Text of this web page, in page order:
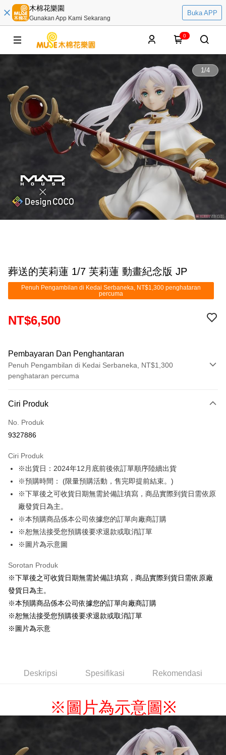
木棉花樂園
Gunakan App Kami Sekarang
Buka APP
0
1/4
葬送的芙莉蓮 1/7 芙莉蓮 動畫紀念版 JP
Penuh Pengambilan di Kedai Serbaneka, NT$1,300 penghataran
percuma
NT$6,500
Pembayaran Dan Penghantaran
Penuh Pengambilan di Kedai Serbaneka, NT$1,300
penghataran percuma
Kad Kredit (Bayaran Penuh)
Pengambilan di Kedai Serbaneka
Apple Pay
Easy Wallet
Google Pay
Pemindahan ATM
Pilihan Penghantaran
全家取貨付款
NT$65/pesanan | Penghantaran percuma untuk pesanan
NT$1,300 atau lebih
付款後全家取貨
(不開放使用，請勿選取）
NT$65/pesanan | Penghantaran percuma untuk pesanan
付款後7-11取貨
Ciri Produk
No. Produk
9327886
Ciri Produk
※出貨日：2024年12月底前後依訂單順序陸續出貨
※預購時間： (限量預購活動，售完即提前結束。)
※下單後之可收貨日期無需於備註填寫，商品實際到貨日需依原
廠發貨日為主。
※本預購商品係本公司依據您的訂單向廠商訂購
※恕無法接受您預購後要求退款或取消訂單
※圖片為示意圖
Sorotan Produk
※下單後之可收貨日期無需於備註填寫，商品實際到貨日需依原廠
發貨日為主。
※本預購商品係本公司依據您的訂單向廠商訂購
※恕無法接受您預購後要求退款或取消訂單
※圖片為示意
Deskripsi Spesifikasi Rekomendasi
※圖片為示意圖※